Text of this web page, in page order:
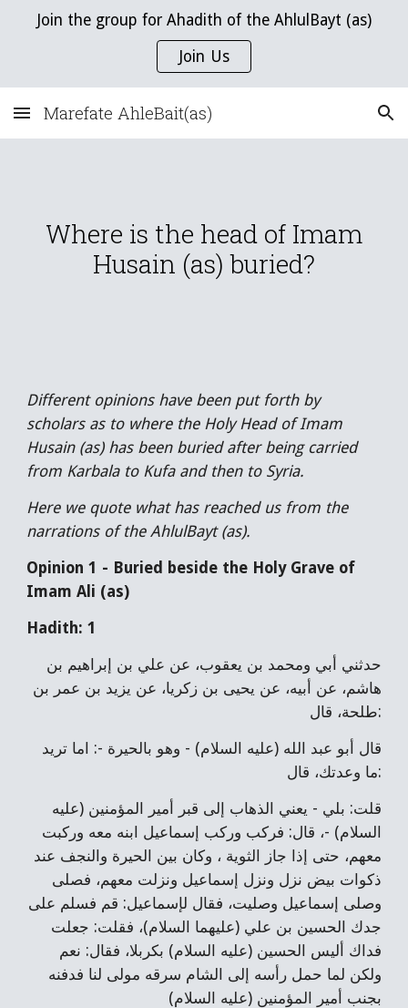
Skip to main content Skip to navigation
Join the group for Ahadith of the AhlulBayt (as)
Join Us
Marefate AhleBait(as)
Where is the head of Imam
Husain (as) buried?
Different opinions have been put forth by
scholars as to where the Holy Head of Imam
Husain (as) has been buried after being carried
from Karbala to Kufa and then to Syria.
Here we quote what has reached us from the
narrations of the AhlulBayt (as).
Opinion 1 - Buried beside the Holy Grave of
Imam Ali (as)
Hadith: 1
حدثني أبي ومحمد بن يعقوب، عن علي بن إبراهيم بن
هاشم، عن أبيه، عن يحيى بن زكريا، عن يزيد بن عمر بن
طلحة، قال:
قال أبو عبد الله (عليه السلام) - وهو بالحيرة -: اما تريد
ما وعدتك، قال:
قلت: بلي - يعني الذهاب إلى قبر أمير المؤمنين (عليه
السلام) -، قال: فركب وركب إسماعيل ابنه معه وركبت
معهم، حتى إذا جاز الثوية ، وكان بين الحيرة والنجف عند
ذكوات بيض نزل ونزل إسماعيل ونزلت معهم، فصلى
وصلى إسماعيل وصليت، فقال لإسماعيل: قم فسلم على
جدك الحسين بن علي (عليهما السلام)، فقلت: جعلت
فداك أليس الحسين (عليه السلام) بكربلا، فقال: نعم
ولكن لما حمل رأسه إلى الشام سرقه مولى لنا فدفنه
بجنب أمير المؤمنين (عليه السلام)